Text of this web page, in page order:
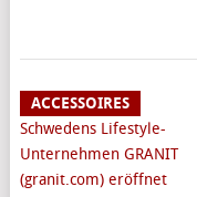
ACCESSOIRES